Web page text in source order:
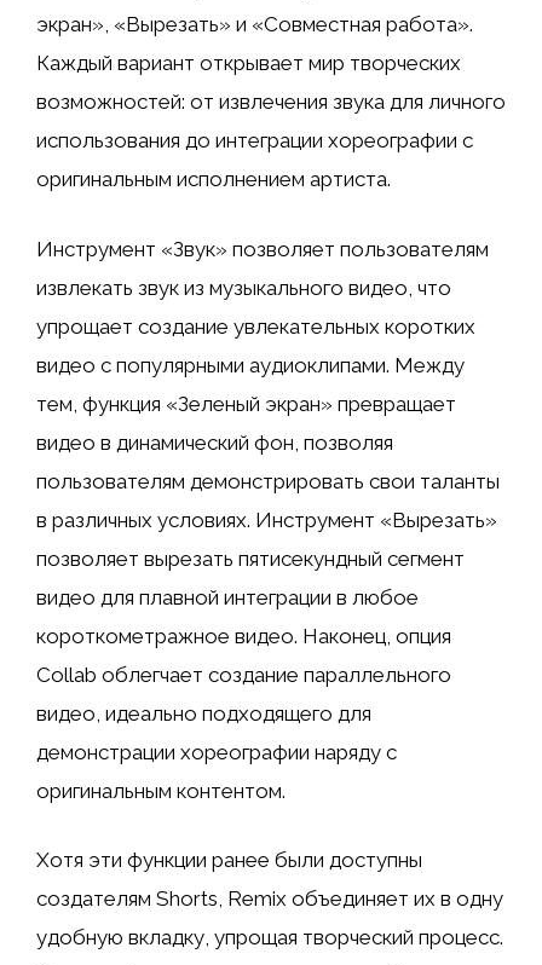
экран», «Вырезать» и «Совместная работа».
Каждый вариант открывает мир творческих
возможностей: от извлечения звука для личного
использования до интеграции хореографии с
оригинальным исполнением артиста.
Инструмент «Звук» позволяет пользователям
извлекать звук из музыкального видео, что
упрощает создание увлекательных коротких
видео с популярными аудиоклипами. Между
тем, функция «Зеленый экран» превращает
видео в динамический фон, позволяя
пользователям демонстрировать свои таланты
в различных условиях. Инструмент «Вырезать»
позволяет вырезать пятисекундный сегмент
видео для плавной интеграции в любое
короткометражное видео. Наконец, опция
Collab облегчает создание параллельного
видео, идеально подходящего для
демонстрации хореографии наряду с
оригинальным контентом.
Хотя эти функции ранее были доступны
создателям Shorts, Remix объединяет их в одну
удобную вкладку, упрощая творческий процесс.